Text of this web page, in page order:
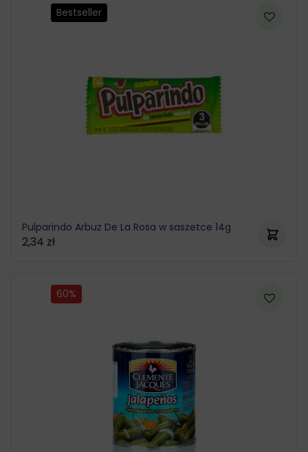
Bestseller
Pulparindo Arbuz De La Rosa w saszetce 14g
2,34 zł
60%